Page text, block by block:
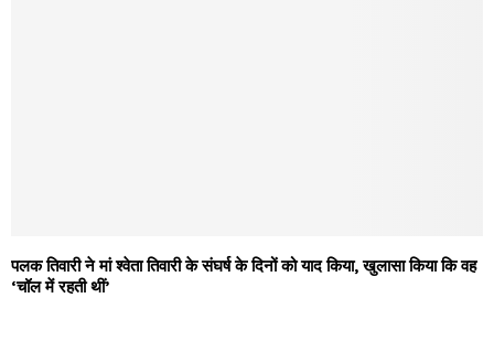
पलक तिवारी ने मां श्वेता तिवारी के संघर्ष के दिनों को याद किया, खुलासा किया कि वह
‘चॉल में रहती थीं’